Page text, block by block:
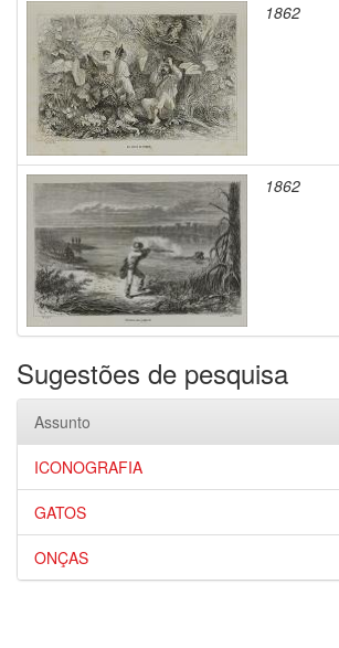
1862
1862
Sugestões de pesquisa
Assunto
ICONOGRAFIA
GATOS
ONÇAS